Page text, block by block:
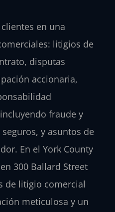
en una
litigios de
disputas
accionaria,
fraude y
y asuntos de
En el York County
300 Ballard Street
de litigio comercial
meticulosa y un